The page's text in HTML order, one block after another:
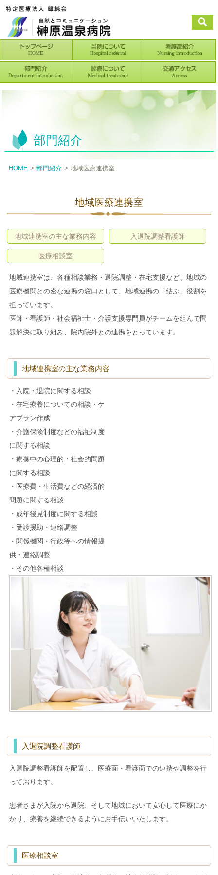
部門紹介
HOME 部門紹介 地域医療連携室
地域医療連携室
地域連携室の主な業務内容 入退院調整看護師
医療相談室
地域連携室は、各種相談業務・退院調整・在宅支援など、地域の
医療機関との密な連携の窓口として、地域連携の「結ぶ」役割を
担っています。
医師・看護師・社会福祉士・介護支援専門員がチームを組んで問
題解決に取り組み、院内院外との連携をとっています。
地域連携室の主な業務内容
・入院・退院に関する相談
・在宅療養についての相談・ケ
アプラン作成
・介護保険制度などの福祉制度
に関する相談
・療養中の心理的・社会的問題
に関する相談
・医療費・生活費などの経済的
問題に関する相談
・成年後見制度に関する相談
・受診援助・連絡調整
・関係機関・行政等への情報提
供・連絡調整
・その他各種相談
入退院調整看護師
入退院調整看護師を配置し、医療面・看護面での連携や調整を行
っております。
患者さまが入院から退院、そして地域において安心して医療にか
かり、療養を継続できるようにお手伝いいたします。
医療相談室